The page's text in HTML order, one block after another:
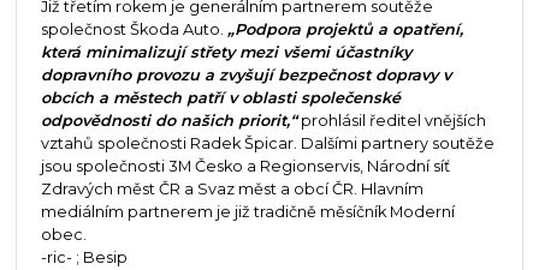
Již třetím rokem je generálním partnerem soutěže
společnost Škoda Auto. „Podpora projektů a opatření,
která minimalizují střety mezi všemi účastníky
dopravního provozu a zvyšují bezpečnost dopravy v
obcích a městech patří v oblasti společenské
odpovědnosti do našich priorit,“prohlásil ředitel vnějších
vztahů společnosti Radek Špicar. Dalšími partnery soutěže
jsou společnosti 3M Česko a Regionservis, Národní síť
Zdravých měst ČR a Svaz měst a obcí ČR. Hlavním
mediálním partnerem je již tradičně měsíčník Moderní
obec.
-ric- ; Besip